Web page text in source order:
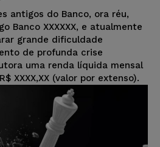
antigos do Banco, ora réu,
Banco XXXXXX, e atualmente
grande dificuldade
de profunda crise
uma renda líquida mensal
XXXX,XX (valor por extenso).